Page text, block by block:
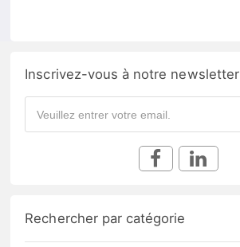
Inscrivez-vous à notre newsletter
Rechercher par catégorie